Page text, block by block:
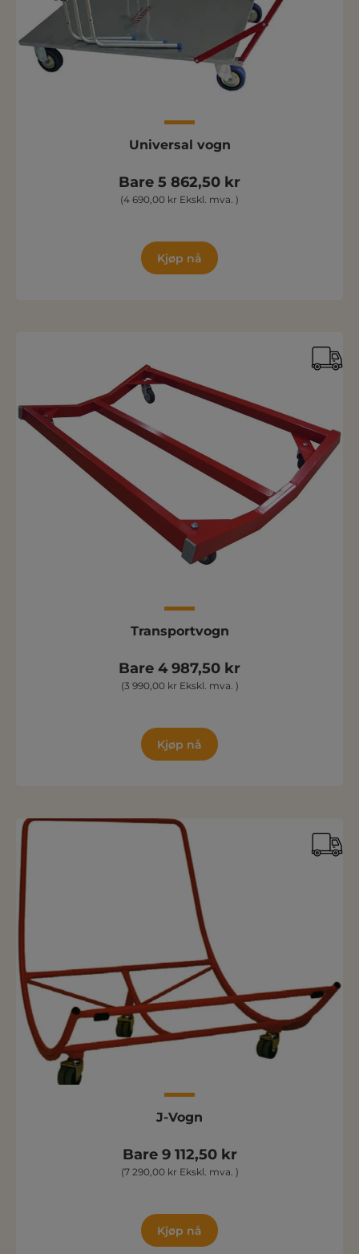
Universal vogn
Bare 5 862,50 kr
(4 690,00 kr Ekskl. mva. )
Kjøp nå
Transportvogn
Bare 4 987,50 kr
(3 990,00 kr Ekskl. mva. )
Kjøp nå
J-Vogn
Bare 9 112,50 kr
(7 290,00 kr Ekskl. mva. )
Kjøp nå